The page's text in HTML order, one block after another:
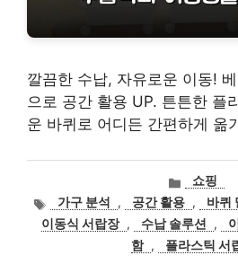
깔끔한 수납, 자유로운 이동!
으로 공간 활용 UP. 튼튼한 플
운 바퀴로 어디든 간편하게 옮
카
고
리
쇼핑
태
그
가구 분석 , 공간 활용 , 바퀴
이동식 서랍장 , 수납 솔루션 ,
함 , 플라스틱 서